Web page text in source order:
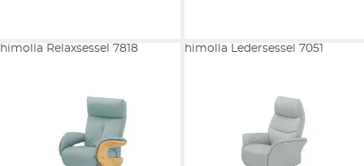
himolla Relaxsessel 7818 himolla Ledersessel 7051